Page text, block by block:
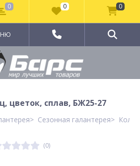
цветок, сплав, БЖ25-27
Сезонная галантерея
(0)
0 0 0